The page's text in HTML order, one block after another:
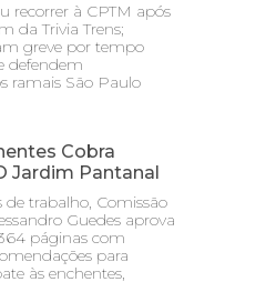
recorrer à CPTM após
da Trivia Trens;
greve por tempo
defendem
ramais São Paulo
Cobra
Jardim Pantanal
de trabalho, Comissão
Guedes aprova
páginas com
para
às enchentes,